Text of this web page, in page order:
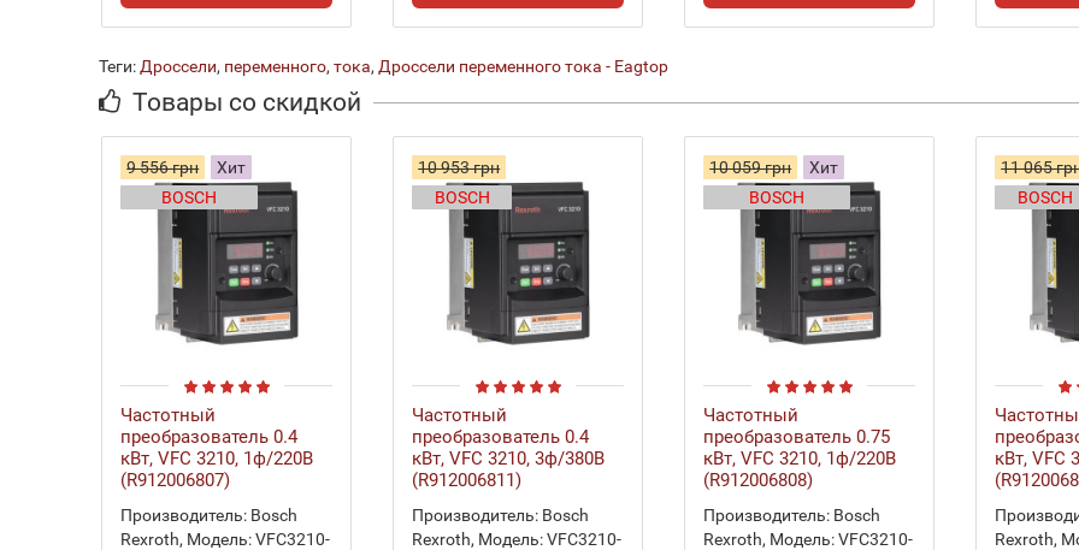
Теги: Дроссели, переменного,тока, Дроссели переменного тока - Eagtop
Товары со скидкой
9 556 грн
Хит
BOSCH
Частотный
преобразователь 0.4
кВт, VFC 3210, 1ф/220В
(R912006807)
Производитель: Bosch
Rexroth, Модель: VFC3210-
10 953 грн
BOSCH
Частотный
преобразователь 0.4
кВт, VFC 3210, 3ф/380В
(R912006811)
Производитель: Bosch
Rexroth, Модель: VFC3210-
10 059 грн
Хит
BOSCH
Частотный
преобразователь 0.75
кВт, VFC 3210, 1ф/220В
(R912006808)
Производитель: Bosch
Rexroth, Модель: VFC3210-
11 065
BOSCH
кВт, VFC
Rexroth,